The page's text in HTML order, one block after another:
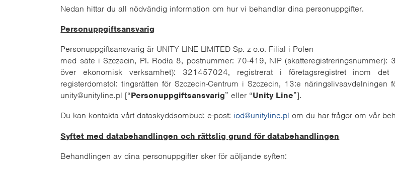
Nedan hittar du all nödvändig information om hur vi behandlar dina personuppgifter.
Personuppgiftsansvarig
Personuppgiftsansvarig är UNITY LINE LIMITED Sp. z o.o. Filial i Polen
med säte i Szczecin, Pl. Rodła 8, postnummer: 70-419, NIP
över ekonomisk verksamhet): 321457024, registrerat i företagsregistret inom det
registerdomstol: tingsrätten för Szczecin-Centrum i Szczecin, 13:e
unity@unityline.pl [“Personuppgiftsansvarig” eller “Unity Line”].
Du kan kontakta vårt dataskyddsombud: e-post: iod@unityline.pl om du har frågor om vår
Syftet med databehandlingen och rättslig grund för databehandlingen
Behandlingen av dina personuppgifter sker för aöljande syften: